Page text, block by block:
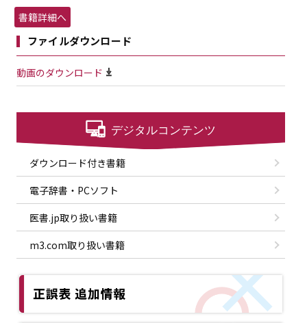
ダウンロード付き書籍
電子辞書・PCソフト
医書.jp取り扱い書籍
m3.com取り扱い書籍
書籍詳細へ
ファイルダウンロード
動画のダウンロード